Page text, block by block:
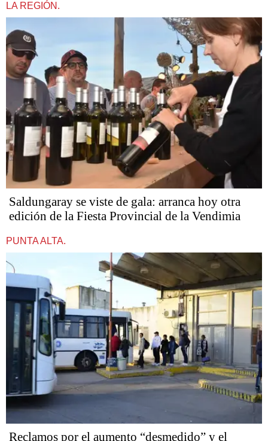
LA REGIÓN.
Saldungaray se viste de gala: arranca hoy otra
edición de la Fiesta Provincial de la Vendimia
PUNTA ALTA.
Reclamos por el aumento “desmedido” y el